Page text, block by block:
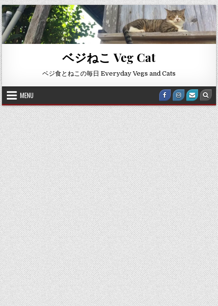
Skip to content
ベジねこ Veg Cat
ベジ食とねこの毎日 Everyday Vegs and Cats
MENU Facebook
Instagram
Email